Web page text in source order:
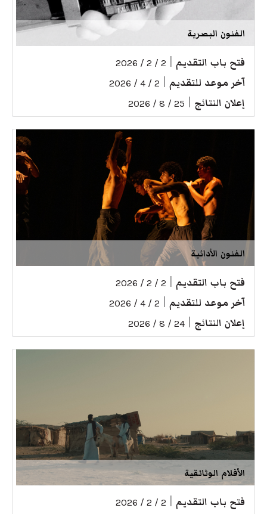
الفنون البصرية
فتح باب التقديم 2 / 2 / 2026
آخر موعد للتقديم 2 / 4 / 2026
إعلان النتائج 25 / 8 / 2026
الفنون الأدائية
فتح باب التقديم 2 / 2 / 2026
آخر موعد للتقديم 2 / 4 / 2026
إعلان النتائج 24 / 8 / 2026
الأفلام الوثائقية
فتح باب التقديم 2 / 2 / 2026